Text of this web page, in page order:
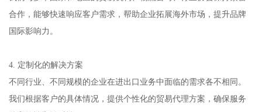
合作，能够快速响应客户需求，帮助企业拓展海外市场，提升品牌
国际影响力。
4. 定制化的解决方案
不同行业、不同规模的企业在进出口业务中面临的需求各不相同。
我们根据客户的具体情况，提供个性化的贸易代理方案，确保服务